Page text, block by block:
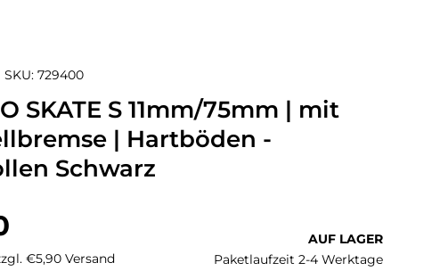
SKU: 729400
SKATE S 11mm/75mm | mit
| Hartböden -
Schwarz
Preis
€5,90 Versand
AUF LAGER
Paketlaufzeit 2-4 Werktage